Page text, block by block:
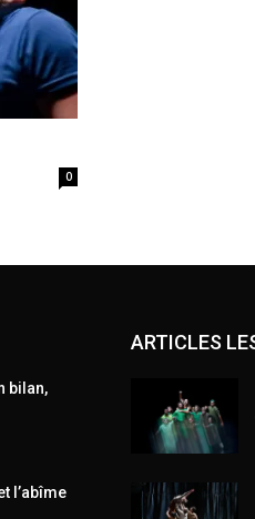
0
bilan,
l’abîme
ARTICLES